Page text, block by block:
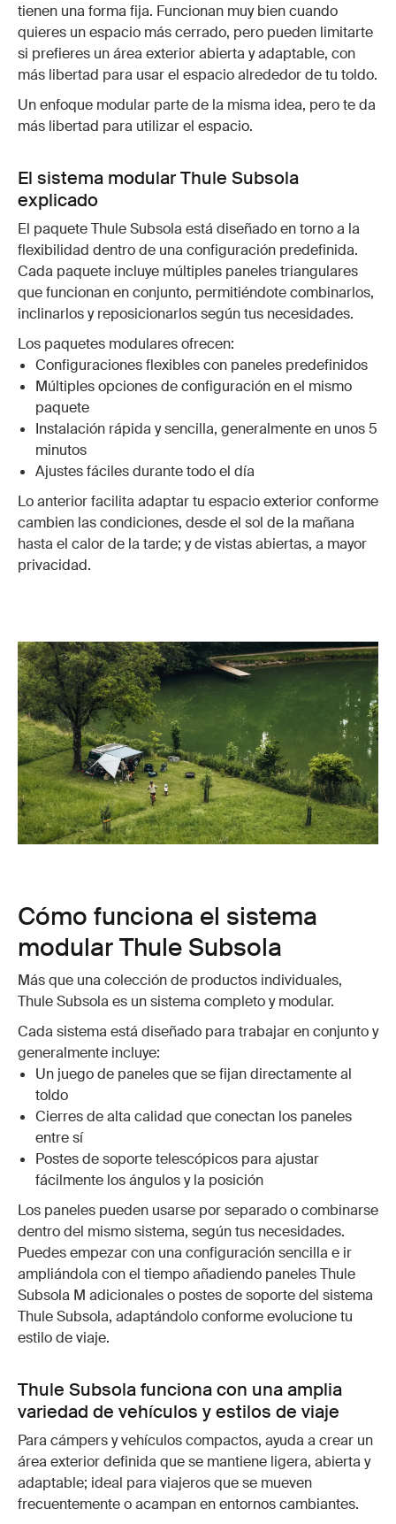
tienen una forma fija. Funcionan muy bien cuando
quieres un espacio más cerrado, pero pueden limitarte
si prefieres un área exterior abierta y adaptable, con
más libertad para usar el espacio alrededor de tu toldo.
Un enfoque modular parte de la misma idea, pero te da
más libertad para utilizar el espacio.
El sistema modular Thule Subsola
explicado
El paquete Thule Subsola está diseñado en torno a la
flexibilidad dentro de una configuración predefinida.
Cada paquete incluye múltiples paneles triangulares
que funcionan en conjunto, permitiéndote combinarlos,
inclinarlos y reposicionarlos según tus necesidades.
Los paquetes modulares ofrecen:
Configuraciones flexibles con paneles predefinidos
Múltiples opciones de configuración en el mismo
paquete
Instalación rápida y sencilla, generalmente en unos 5
minutos
Ajustes fáciles durante todo el día
Lo anterior facilita adaptar tu espacio exterior conforme
cambien las condiciones, desde el sol de la mañana
hasta el calor de la tarde; y de vistas abiertas, a mayor
privacidad.
Cómo funciona el sistema
modular Thule Subsola
Más que una colección de productos individuales,
Thule Subsola es un sistema completo y modular.
Cada sistema está diseñado para trabajar en conjunto y
generalmente incluye:
Un juego de paneles que se fijan directamente al
toldo
Cierres de alta calidad que conectan los paneles
entre sí
Postes de soporte telescópicos para ajustar
fácilmente los ángulos y la posición
Los paneles pueden usarse por separado o combinarse
dentro del mismo sistema, según tus necesidades.
Puedes empezar con una configuración sencilla e ir
ampliándola con el tiempo añadiendo paneles Thule
Subsola M adicionales o postes de soporte del sistema
Thule Subsola, adaptándolo conforme evolucione tu
estilo de viaje.
Thule Subsola funciona con una amplia
variedad de vehículos y estilos de viaje
Para cámpers y vehículos compactos, ayuda a crear un
área exterior definida que se mantiene ligera, abierta y
adaptable; ideal para viajeros que se mueven
frecuentemente o acampan en entornos cambiantes.